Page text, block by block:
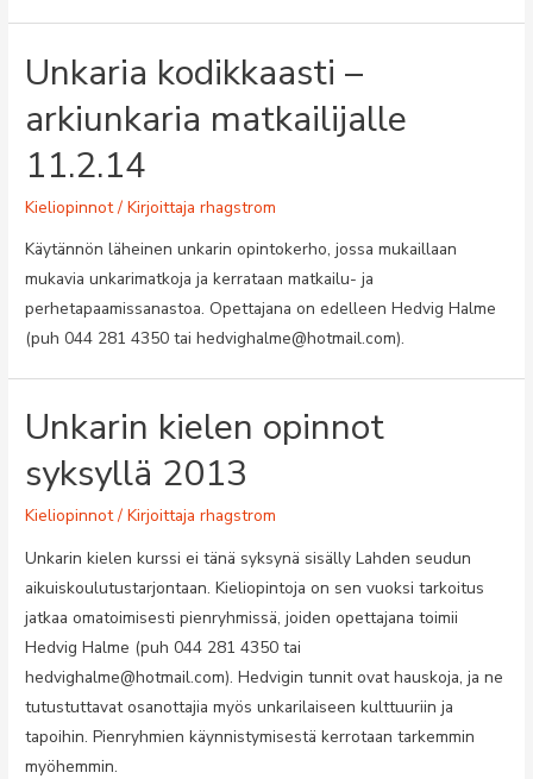
14.1.15
17.00
Unkaria kodikkaasti –
arkiunkaria matkailijalle
11.2.14
Kieliopinnot/ Kirjoittajarhagstrom
Käytännön läheinen unkarin opintokerho, jossa mukaillaan
mukavia unkarimatkoja ja kerrataan matkailu- ja
perhetapaamissanastoa. Opettajana on edelleen Hedvig Halme
(puh 044 281 4350 tai hedvighalme@hotmail.com).
Unkarin kielen opinnot
syksyllä 2013
Kieliopinnot/ Kirjoittajarhagstrom
Unkarin kielen kurssi ei tänä syksynä sisälly Lahden seudun
aikuiskoulutustarjontaan. Kieliopintoja on sen vuoksi tarkoitus
jatkaa omatoimisesti pienryhmissä, joiden opettajana toimii
Hedvig Halme (puh 044 281 4350 tai
hedvighalme@hotmail.com). Hedvigin tunnit ovat hauskoja, ja ne
tutustuttavat osanottajia myös unkarilaiseen kulttuuriin ja
tapoihin. Pienryhmien käynnistymisestä kerrotaan tarkemmin
myöhemmin.